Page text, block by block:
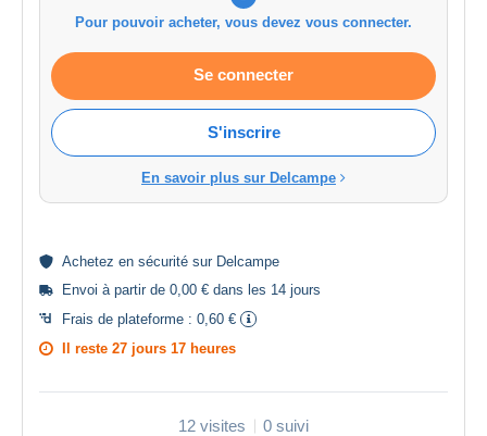
Pour pouvoir acheter, vous devez vous connecter.
Se connecter
S'inscrire
En savoir plus sur Delcampe
Achetez en sécurité sur Delcampe
Envoi à partir de 0,00 € dans les 14 jours
Frais de plateforme : 0,60 €
Il reste 27 jours 17 heures
12 visites 0 suivi